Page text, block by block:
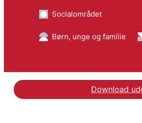
Socialområdet
Børn, unge og familie
Download